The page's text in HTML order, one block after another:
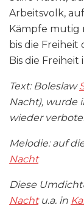
Arbeitsvolk,
Kämpfe mutig
bis die Freiheit
Bis die Freiheit
Text: Boleslaw
Nacht), wurde
wieder
Melodie: auf
Nacht
Diese
Nachtu.a. in